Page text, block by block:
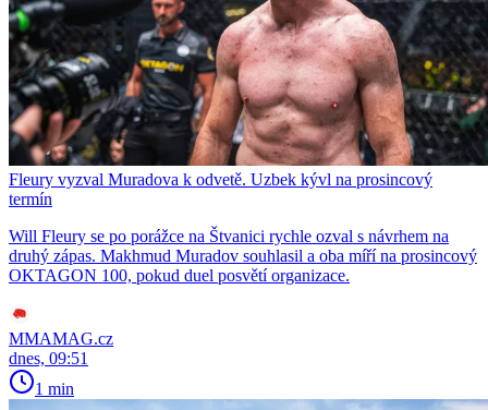
Fleury vyzval Muradova k odvetě. Uzbek kývl na prosincový
termín
Will Fleury se po porážce na Štvanici rychle ozval s návrhem na
druhý zápas. Makhmud Muradov souhlasil a oba míří na prosincový
OKTAGON 100, pokud duel posvětí organizace.
MMAMAG.cz
dnes, 09:51
1 min